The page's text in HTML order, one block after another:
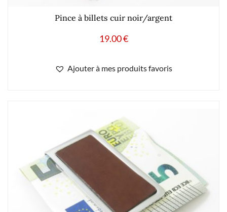
Pince à billets cuir noir/argent
19.00€
Ajouter à mes produits favoris